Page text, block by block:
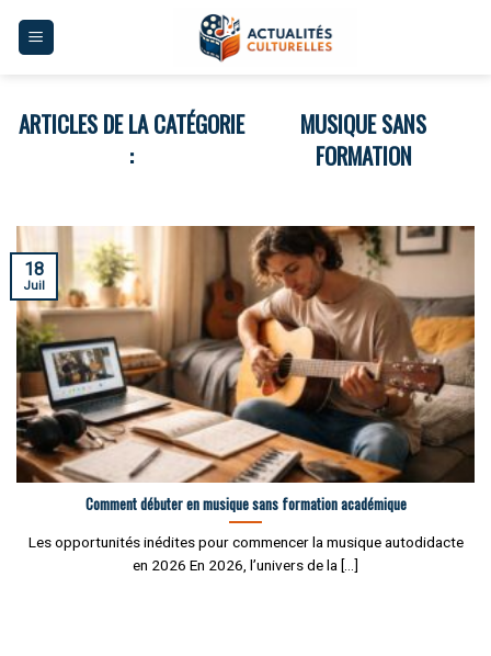
MUSIQUE SANS
FORMATION
Comment débuter en musique sans formation académique
Les opportunités inédites pour commencer la musique autodidacte
en 2026 En 2026, l’univers de la [...]
18
Juil